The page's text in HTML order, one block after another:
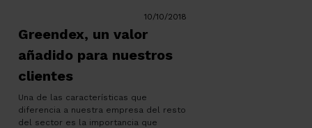
10/10/2018
Greendex, un valor
añadido para nuestros
clientes
Una de las características que
diferencia a nuestra empresa del resto
del sector es la importancia que